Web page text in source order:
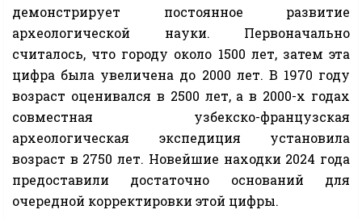
демонстрирует постоянное развитие
археологической науки. Первоначально
считалось, что городу около 1500 лет, затем эта
цифра была увеличена до 2000 лет. В 1970 году
возраст оценивался в 2500 лет, а в 2000-х годах
совместная узбекско-французская
археологическая экспедиция установила
возраст в 2750 лет. Новейшие находки 2024 года
предоставили достаточно оснований для
очередной корректировки этой цифры.